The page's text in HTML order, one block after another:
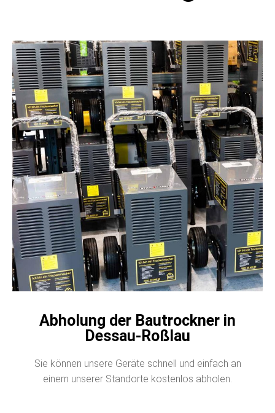
Abholung der Bautrockner in
Dessau-Roßlau
Sie können unsere Geräte schnell und einfach an
einem unserer Standorte kostenlos abholen.